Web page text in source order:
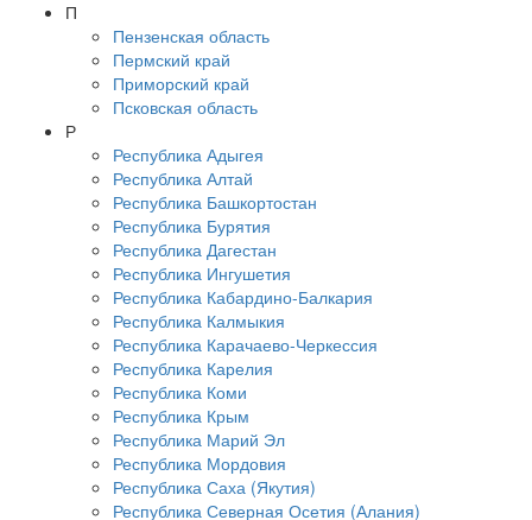
П
Пензенская область
Пермский край
Приморский край
Псковская область
Р
Республика Адыгея
Республика Алтай
Республика Башкортостан
Республика Бурятия
Республика Дагестан
Республика Ингушетия
Республика Кабардино-Балкария
Республика Калмыкия
Республика Карачаево-Черкессия
Республика Карелия
Республика Коми
Республика Крым
Республика Марий Эл
Республика Мордовия
Республика Саха (Якутия)
Республика Северная Осетия (Алания)